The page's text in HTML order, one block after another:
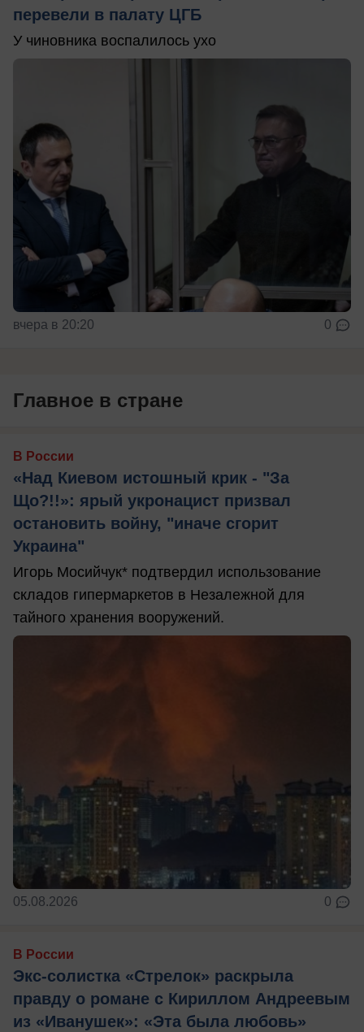
перевели в палату ЦГБ
У чиновника воспалилось ухо
вчера в 20:20 0
Главное в стране
В России
«Над Киевом истошный крик - "За
Що?!!»: ярый укронацист призвал
остановить войну, "иначе сгорит
Украина"
Игорь Мосийчук* подтвердил использование
складов гипермаркетов в Незалежной для
тайного хранения вооружений.
05.08.2026 0
В России
Экс-солистка «Стрелок» раскрыла
правду о романе с Кириллом Андреевым
из «Иванушек»: «Эта была любовь»